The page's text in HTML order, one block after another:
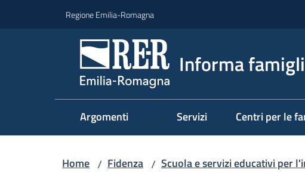
Regione Emilia-Romagna
Informa
Argomenti Servizi Centri per le
Home / Fidenza / Scuola e servizi educativi per